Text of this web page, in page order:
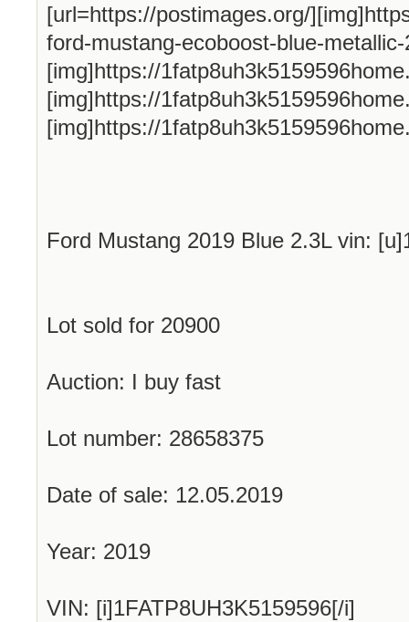
[url=https://postimages.org/
ford-mustang-ecoboost-blue-
[img]https://
[img]https://
[img]https://
Ford Mustang 2019 Blue 2.3L vin:
Lot sold for 20900
Auction: I buy fast
Lot number: 28658375
Date of sale: 12.05.2019
Year: 2019
VIN: [i]1FATP8UH3K5159596[/i]